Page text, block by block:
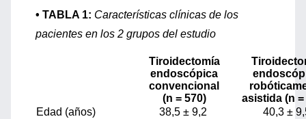
• TABLA 1: Características clínicas de los
pacientes en los 2 grupos del estudio
Tiroidectomía
endoscópica
convencional
(n = 570)
asistida (n
Edad (años)
38,5 ± 9,2
40,3 ±